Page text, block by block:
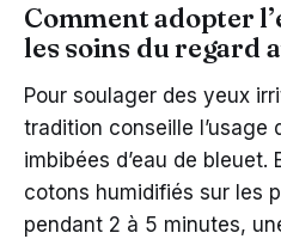
Comment adopter
les soins du regard
Pour soulager des yeux
tradition conseille l’usage
imbibées d’eau de bleuet.
cotons humidifiés sur les
pendant 2 à 5 minutes,